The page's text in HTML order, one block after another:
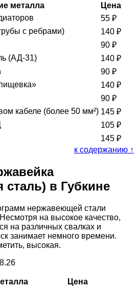
металла
Цена
55 ₽
с ребрами)
140 ₽
90 ₽
(АД-31)
140 ₽
90 ₽
140 ₽
90 ₽
кабеле (более 50 мм²) 145 ₽
105 ₽
145 ₽
к содержанию ↑
в Губкине
нержавеющей стали
на высокое качество,
на различных свалках и
занимает немного времени.
высокая.
Цена